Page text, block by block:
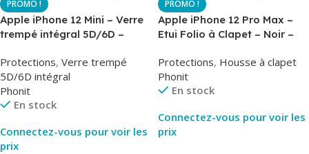
Apple iPhone 12 Mini – Verre
trempé intégral 5D/6D –
Protections, Verre trempé
5D/6D intégral
Phonit
En stock
Connectez-vous pour voir les
prix
Apple iPhone 12 Pro Max –
Etui Folio à Clapet – Noir –
Protections, Housse à clapet
Phonit
En stock
Connectez-vous pour voir les
prix